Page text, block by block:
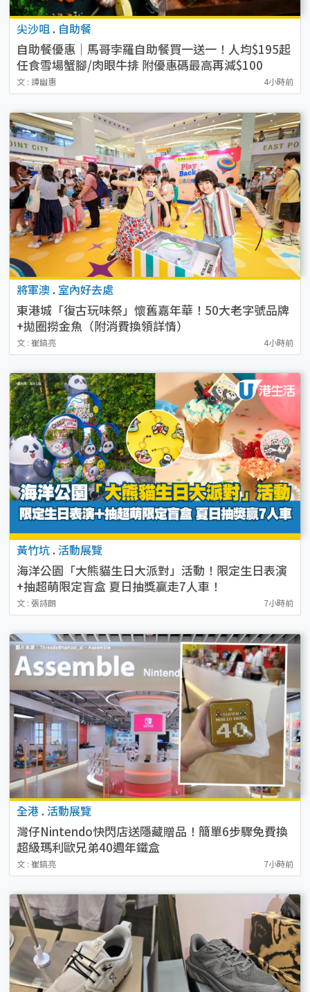
尖沙咀 . 自助餐
自助餐優惠｜馬哥孛羅自助餐買一送一！人均$195起
任食雪場蟹腳/肉眼牛排 附優惠碼最高再減$100
文 : 譚幽惠 4小時前
將軍澳 . 室內好去處
東港城「復古玩味祭」懷舊嘉年華！50大老字號品牌
+拋圈撈金魚（附消費換領詳情）
文 : 崔鎬亮 4小時前
黃竹坑 . 活動展覽
海洋公園「大熊貓生日大派對」活動！限定生日表演
+抽超萌限定盲盒 夏日抽獎贏走7人車！
文 : 張詩朗 7小時前
全港 . 活動展覽
灣仔Nintendo快閃店送隱藏贈品！簡單6步驟免費換
超級瑪利歐兄弟40週年鐵盒
文 : 崔鎬亮 7小時前